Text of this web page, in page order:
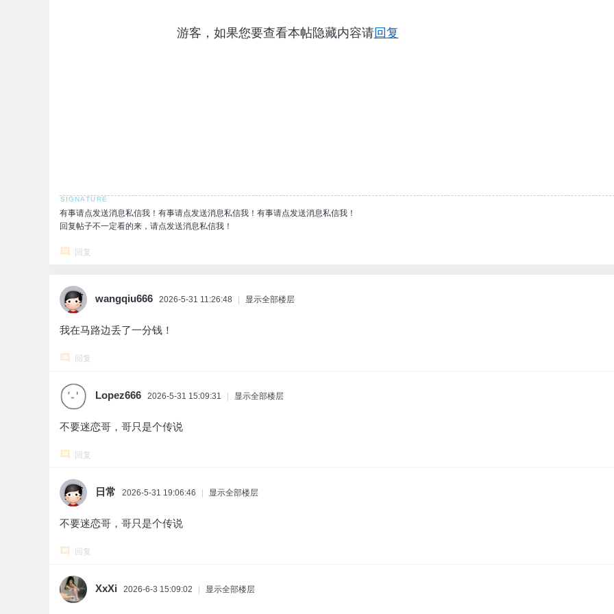
游客，如果您要查看本帖隐藏内容请回复
有事请点发送消息私信我！有事请点发送消息私信我！有事请点发送消息私信我！
回复帖子不一定看的来，请点发送消息私信我！
回复
wangqiu666 2026-5-31 11:26:48 显示全部楼层
我在马路边丢了一分钱！
回复
Lopez666 2026-5-31 15:09:31 显示全部楼层
不要迷恋哥，哥只是个传说
回复
日常 2026-5-31 19:06:46 显示全部楼层
不要迷恋哥，哥只是个传说
回复
XxXi 2026-6-3 15:09:02 显示全部楼层